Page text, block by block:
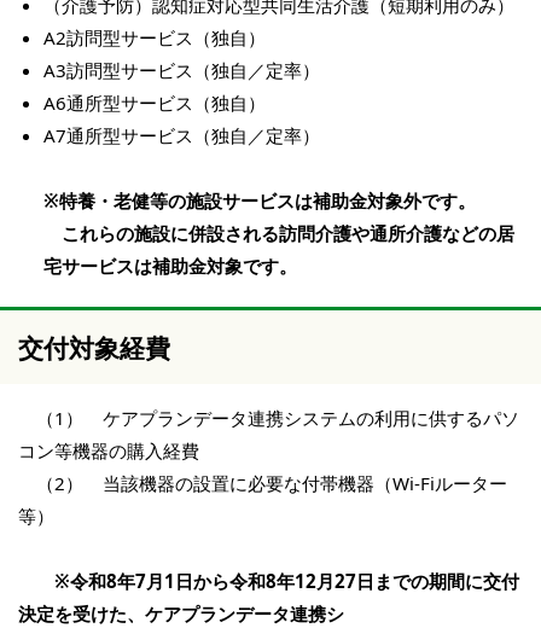
（介護予防）認知症対応型共同生活介護（短期利用のみ）
A2訪問型サービス（独自）
A3訪問型サービス（独自／定率）
A6通所型サービス（独自）
A7通所型サービス（独自／定率）
※特養・老健等の施設サービスは補助金対象外です。
これらの施設に併設される訪問介護や通所介護などの居
宅サービスは補助金対象です。
交付対象経費
（1） ケアプランデータ連携システムの利用に供するパソ
コン等機器の購入経費
（2） 当該機器の設置に必要な付帯機器（Wi-Fiルーター
等）
※令和8年7月1日から令和8年12月27日までの期間に交付
決定を受けた、ケアプランデータ連携シ